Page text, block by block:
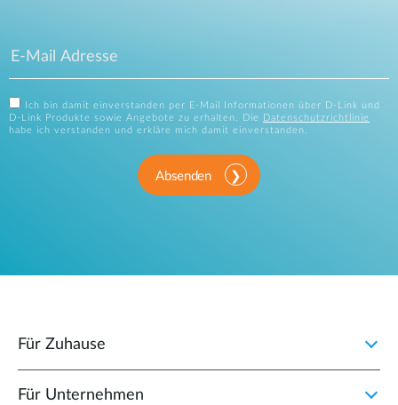
Ich bin damit einverstanden per E-Mail Informationen über D-Link und
D-Link Produkte sowie Angebote zu erhalten. Die
Datenschutzrichtlinie
habe ich verstanden und erkläre mich damit einverstanden.
Absenden
Für Zuhause
Für Unternehmen